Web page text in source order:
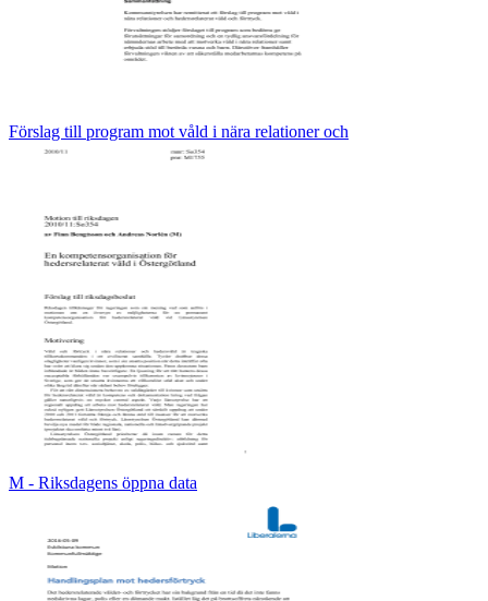
Förslag till program mot våld i nära relationer och
M - Riksdagens öppna data